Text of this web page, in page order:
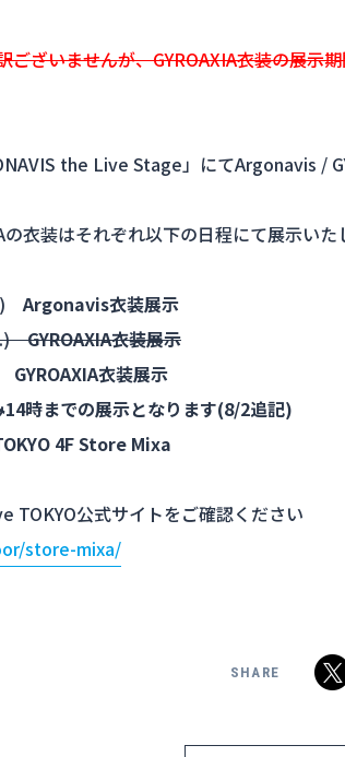
ざいませんが、GYROAXIA衣装の展示
the Live Stage」にてArgonavis /
衣装はそれぞれ以下の日程にて展示いた
Argonavis衣装展示
GYROAXIA衣装展示
衣装展示
時までの展示となります(8/2追記)
4F Store Mixa
TOKYO公式サイトをご確認ください
store-mixa/
SHARE